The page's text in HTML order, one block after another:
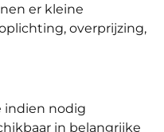
er kleine
overprijzing,
indien nodig
in belangrijke